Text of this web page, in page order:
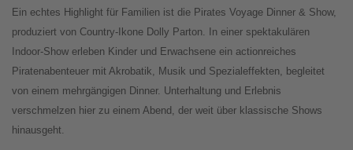
Ein echtes Highlight für Familien ist die Pirates Voyage Dinner & Show,
produziert von Country-Ikone Dolly Parton. In einer spektakulären
Indoor-Show erleben Kinder und Erwachsene ein actionreiches
Piratenabenteuer mit Akrobatik, Musik und Spezialeffekten, begleitet
von einem mehrgängigen Dinner. Unterhaltung und Erlebnis
verschmelzen hier zu einem Abend, der weit über klassische Shows
hinausgeht.